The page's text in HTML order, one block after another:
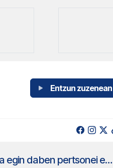
Entzun zuzenean
Mungiako AMAtxu saria aurton gaixotasun larriak ikusarazteko eta ikertzeko lan nekaezina egin daben pertsonei emon jake